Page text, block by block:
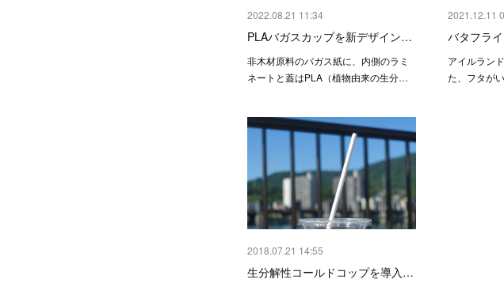
2022.08.21 11:34
PLAバガスカップを新デザイン…
非木材原料のバガス紙に、内側のラミ
ネートと蓋はPLA（植物由来の生分…
2021.12.11
バタフラ
アイルラン
た、フタが
2018.07.21 14:55
生分解性コールドコップを導入…